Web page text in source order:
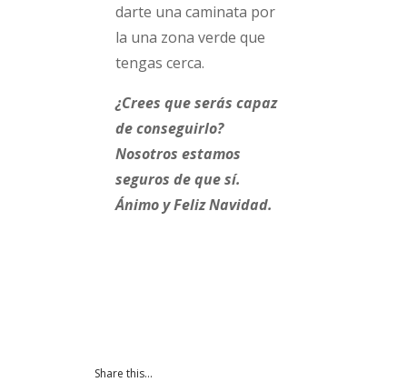
darte una caminata por
la una zona verde que
tengas cerca.
¿Crees que serás capaz
de conseguirlo?
Nosotros estamos
seguros de que sí.
Ánimo y Feliz Navidad.
Share this...